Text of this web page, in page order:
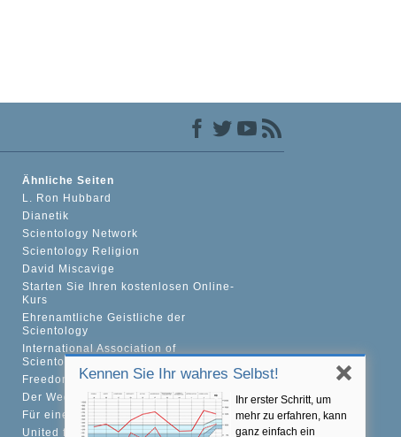
Kennen Sie Ihr wahres Selbst!
Ihr erster Schritt, um
mehr zu erfahren, kann
ganz einfach ein
Ähnliche Seiten
L. Ron Hubbard
Dianetik
Scientology Network
Scientology Religion
David Miscavige
Starten Sie Ihren kostenlosen Online-
Kurs
Ehrenamtliche Geistliche der
Scientology
International Association of
Scientologists
Freedom Magazine
Der Weg zum Glücklichsein
Für eine Welt ohne Drogenkonsum
United for Human Rights